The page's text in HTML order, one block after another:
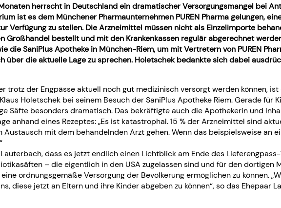
herrscht in Deutschland ein dramatischer Versorgungsmangel bei
ist es dem Münchener Pharmaunternehmen PUREN Pharma gelungen,
Verfügung zu stellen. Die Arzneimittel müssen nicht als Einzelimporte
Großhandel bestellt und mit den Krankenkassen regulär abgerechnet
die SaniPlus Apotheke in München-Riem, um mit Vertretern von PUREN
über die aktuelle Lage zu sprechen. Holetschek bedankte sich dabei
trotz der Engpässe aktuell noch gut medizinisch versorgt werden können,
Holetschek bei seinem Besuch der SaniPlus Apotheke Riem. Gerade
Säfte besonders dramatisch. Das bekräftigte auch die Apothekerin und
anhand eines Rezeptes: „Es ist katastrophal. 15 % der Arzneimittel sind
mit dem behandelnden Arzt gehen. Wenn das beispielsweise an
dass es jetzt endlich einen Lichtblick am Ende des
– die eigentlich in den USA zugelassen sind und für den
ordnungsgemäße Versorgung der Bevölkerung ermöglichen zu können.
diese jetzt an Eltern und ihre Kinder abgeben zu können“, so das Ehepaar